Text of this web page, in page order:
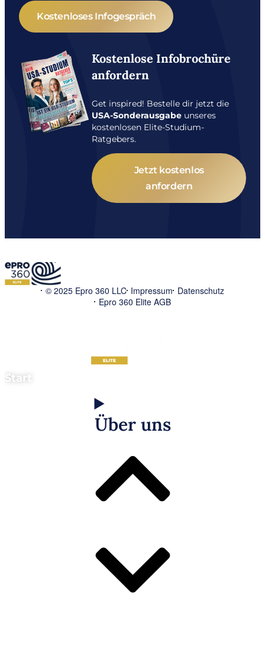
Kostenloses Infogespräch
Kostenlose Infobrochüre
anfordern
Get inspired! Bestelle dir jetzt die
USA-Sonderausgabe unseres
kostenlosen Elite-Studium-
Ratgebers.
Jetzt kostenlos
anfordern
© 2025 Epro 360 LLC Impressum Datenschutz
Epro 360 Elite AGB
Start
Über uns